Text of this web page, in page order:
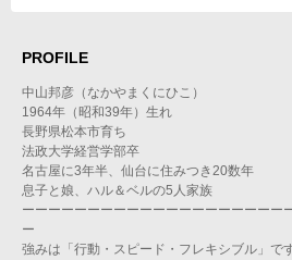
PROFILE
中山邦彦（なかやまくにひこ）
1964年（昭和39年）生れ
長野県松本市育ち
法政大学経営学部卒
名古屋に3年半、仙台に住みつき20数年
息子と娘、ハル＆ベルの5人家族
ーーーーーーーーーーーーーーーーーーーー
ー
強みは「行動・スピード・フレキシブル」で